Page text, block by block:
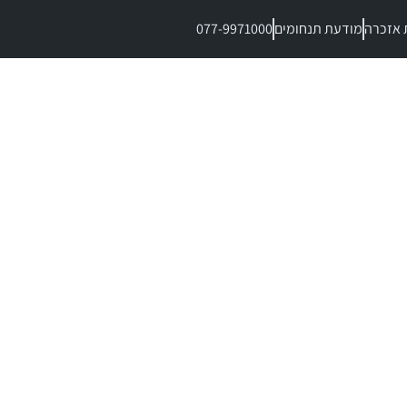
אזכרהמודעת תנחומים077-9971000